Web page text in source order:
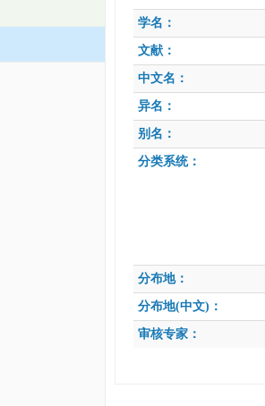
学名：
文献：
中文名：
异名：
别名：
分类系统：
分布地：
分布地(中文)：
审核专家：